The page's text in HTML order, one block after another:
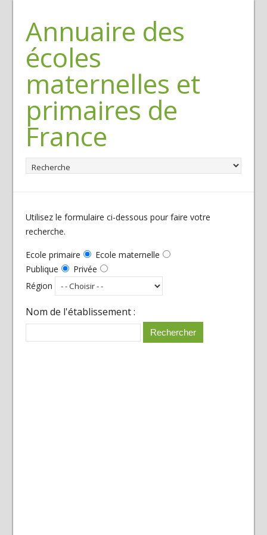
Annuaire des
écoles
maternelles et
primaires de
France
Utilisez le formulaire ci-dessous pour faire votre
recherche.
Ecole primaire
Ecole maternelle
Publique
Privée
Région
Nom de l'établissement :